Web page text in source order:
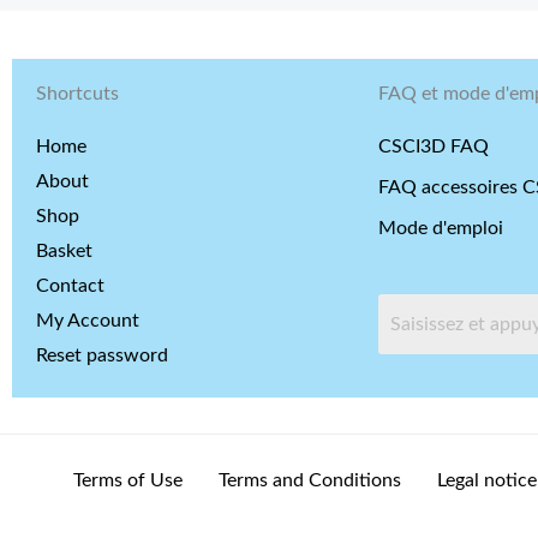
Shortcuts
Home
About
Shop
Basket
Contact
My Account
Reset password
FAQ et mode
CSCI3D FAQ
FAQ accessoires
Mode d'emploi
Terms of Use Terms and Conditions Legal notice